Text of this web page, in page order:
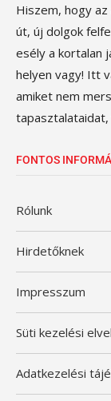
Hiszem, hogy
út, új dolgok
esély a kortalan
helyen vagy! Itt
amiket nem
tapasztalataidat,
FONTOS
Rólunk
Hirdetőknek
Impresszum
Süti kezelési
Adatkezelési